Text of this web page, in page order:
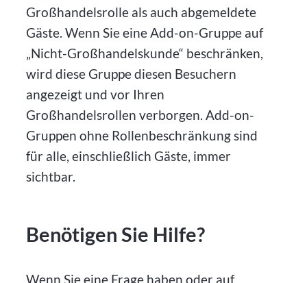
Großhandelsrolle als auch abgemeldete
Gäste. Wenn Sie eine Add-on-Gruppe auf
„Nicht-Großhandelskunde“ beschränken,
wird diese Gruppe diesen Besuchern
angezeigt und vor Ihren
Großhandelsrollen verborgen. Add-on-
Gruppen ohne Rollenbeschränkung sind
für alle, einschließlich Gäste, immer
sichtbar.
Benötigen Sie Hilfe?
Wenn Sie eine Frage haben oder auf